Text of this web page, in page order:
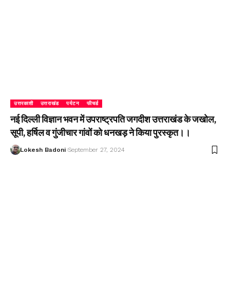
उत्तरकाशी उत्तराखंड पर्यटन फीचर्ड
नई दिल्ली विज्ञान भवन में उपराष्ट्रपति जगदीश उत्तराखंड के जखोल,
सूपी, हर्षिल व गुंजीचार गांवों को धनखड़ ने किया पुरस्कृत।।
Lokesh Badoni September 27, 2024